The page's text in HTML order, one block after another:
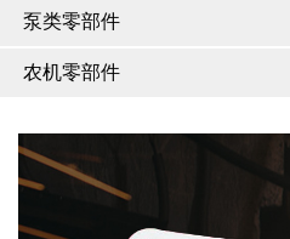
泵类零部件
农机零部件